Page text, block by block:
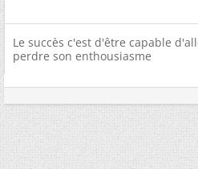
Le succès c'est d'être capable
perdre son enthousiasme